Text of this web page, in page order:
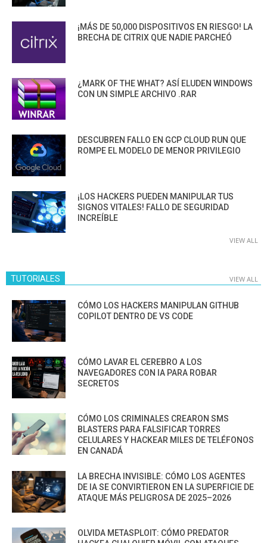
¡MÁS DE 50,000 DISPOSITIVOS EN RIESGO! LA
BRECHA DE CITRIX QUE NADIE PARCHEÓ
¿MARK OF THE WHAT? ASÍ ELUDEN WINDOWS
CON UN SIMPLE ARCHIVO .RAR
DESCUBREN FALLO EN GCP CLOUD RUN QUE
ROMPE EL MODELO DE MENOR PRIVILEGIO
¡LOS HACKERS PUEDEN MANIPULAR TUS
SIGNOS VITALES! FALLO DE SEGURIDAD
INCREÍBLE
VIEW ALL
TUTORIALES VIEW ALL
CÓMO LOS HACKERS MANIPULAN GITHUB
COPILOT DENTRO DE VS CODE
CÓMO LAVAR EL CEREBRO A LOS
NAVEGADORES CON IA PARA ROBAR
SECRETOS
CÓMO LOS CRIMINALES CREARON SMS
BLASTERS PARA FALSIFICAR TORRES
CELULARES Y HACKEAR MILES DE TELÉFONOS
EN CANADÁ
LA BRECHA INVISIBLE: CÓMO LOS AGENTES
DE IA SE CONVIRTIERON EN LA SUPERFICIE DE
ATAQUE MÁS PELIGROSA DE 2025–2026
OLVIDA METASPLOIT: CÓMO PREDATOR